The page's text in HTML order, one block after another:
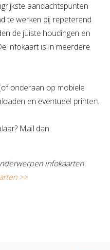
Bloembollenteelt en
Arbopakket seizoenswerker
slag met Vitaliteit
aandachtspunten
te werken bij repeterend
de juiste houdingen en
infokaart is in meerdere
onderaan op mobiele
en eventueel printen.
Mail dan
infokaarten
>>